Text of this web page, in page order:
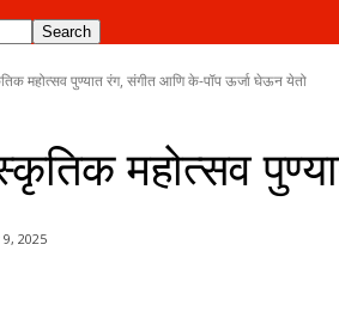
महोत्सव पुण्यात रंग, संगीत आणि के-पॉप ऊर्जा घेऊन येतो
महोत्सव
2025